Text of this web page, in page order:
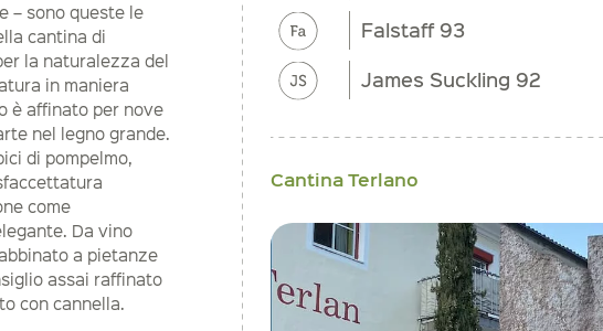
– sono queste le
cantina di
la naturalezza del
in maniera
è affinato per nove
nel legno grande.
di pompelmo,
come
Da vino
a pietanze
assai raffinato
con cannella.
Falstaff 93
James Suckling 92
Cantina Terlano